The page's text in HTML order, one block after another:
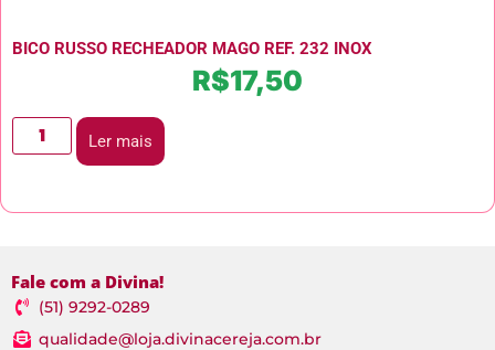
BICO RUSSO RECHEADOR MAGO REF. 232 INOX
R$17,50
Ler mais
Fale com a Divina!
(51) 9292-0289
qualidade@loja.divinacereja.com.br